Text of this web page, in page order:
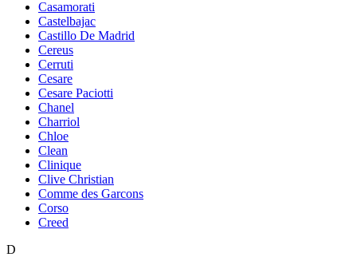
Casamorati
Castelbajac
Castillo De Madrid
Cereus
Cerruti
Cesare
Cesare Paciotti
Chanel
Charriol
Chloe
Clean
Clinique
Clive Christian
Comme des Garcons
Corso
Creed
D